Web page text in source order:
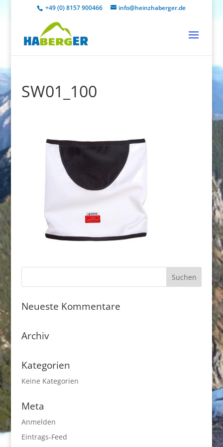
+49 (0) 8157 900466 info@heinzhaberger.de
SW01_100
Neueste Kommentare
Archiv
Kategorien
Keine Kategorien
Meta
Anmelden
Eintrags-Feed